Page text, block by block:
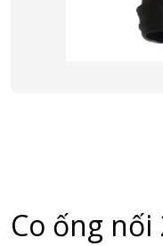
Co ống nối